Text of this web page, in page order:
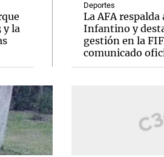
y la
Deportes
La AFA respalda
Infantino y
gestión en la
comunicado
El huracán de Arequito